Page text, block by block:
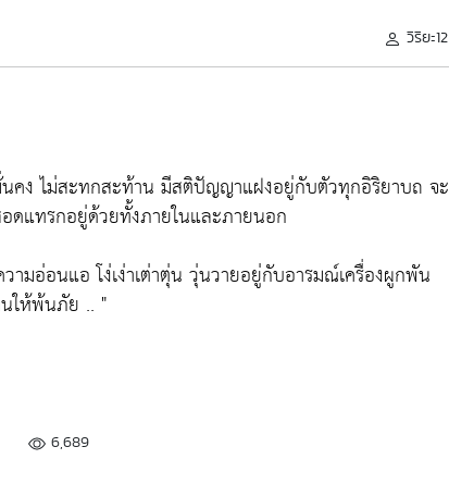
วิริยะ12
นคง ไม่สะทกสะท้าน มีสติปัญญาแฝงอยู่กับตัวทุกอิริยาบถ จะ
แทรกอยู่ด้วยทั้งภายในและภายนอก
ามอ่อนแอ โง่เง่าเต่าตุ่น วุ่นวายอยู่กับอารมณ์เครื่องผูกพัน
ให้พ้นภัย .. "
6,689